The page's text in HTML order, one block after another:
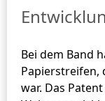
Bei dem Band
Papierstreifen,
war. Das